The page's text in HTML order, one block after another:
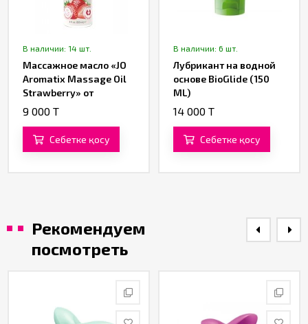
В наличии: 14 шт.
Массажное масло «JO
Aromatix Massage Oil
Strawberry» от
«System JO» с
120 ML
9 000 T
Себетке қосу
В наличии: 6 шт.
Лубрикант на водной
основе BioGlide (150
ML)
14 000 T
Себетке қосу
Рекомендуем
посмотреть